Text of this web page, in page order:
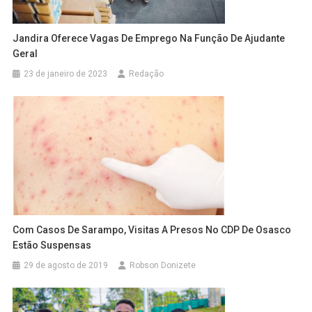
Jandira Oferece Vagas De Emprego Na Função De Ajudante
Geral
23 de janeiro de 2023 Redação
Com Casos De Sarampo, Visitas A Presos No CDP De Osasco
Estão Suspensas
29 de agosto de 2019 Robson Donizete